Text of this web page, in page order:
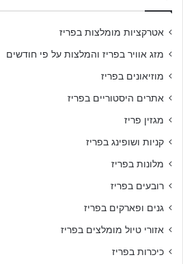
אטרקציות מומלצות בפריז
מזג אוויר בפריז והמלצות על פי חודשים
מוזיאונים בפריז
אתרים היסטוריים בפריז
מגזין פריז
קניות ושופינג בפריז
מלונות בפריז
רובעים בפריז
גנים ופארקים בפריז
אזורי טיול מומלצים בפריז
כיכרות בפריז